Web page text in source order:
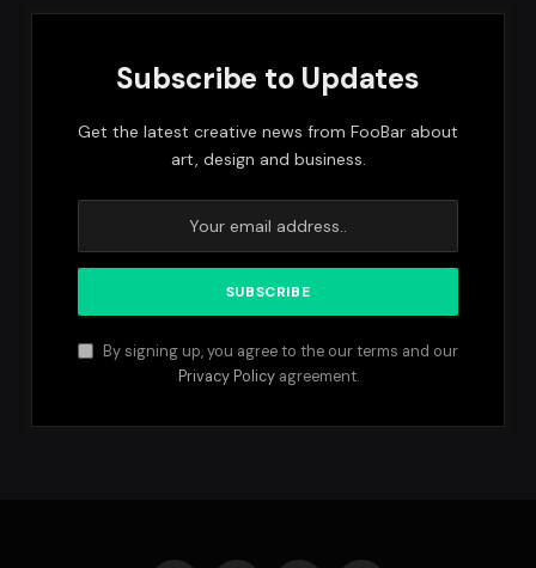
Subscribe to Updates
Get the latest creative news from FooBar about
art, design and business.
By signing up, you agree to the our terms and our
Privacy Policyagreement.